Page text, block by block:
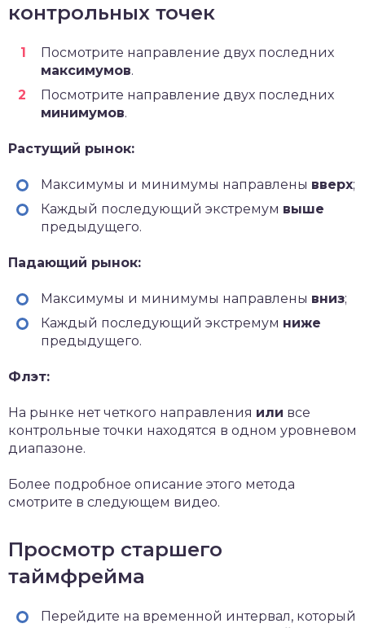
контрольных точек
Посмотрите направление двух последних
максимумов.
Посмотрите направление двух последних
минимумов.
Растущий рынок:
Максимумы и минимумы направлены вверх;
Каждый последующий экстремум выше
предыдущего.
Падающий рынок:
Максимумы и минимумы направлены вниз;
Каждый последующий экстремум ниже
предыдущего.
Флэт:
На рынке нет четкого направления или все
контрольные точки находятся в одном уровневом
диапазоне.
Более подробное описание этого метода
смотрите в следующем видео.
Просмотр старшего
таймфрейма
Перейдите на временной интервал, который